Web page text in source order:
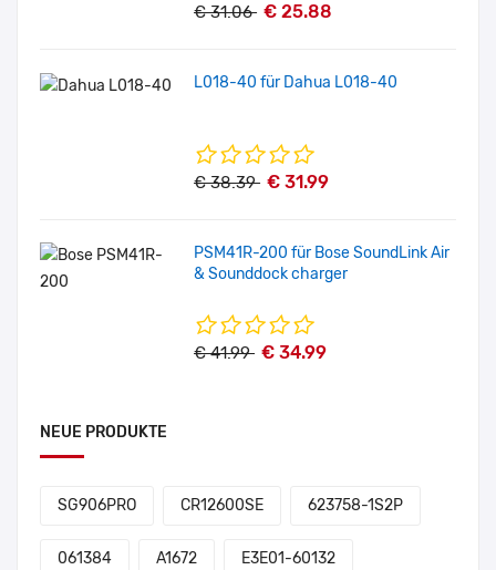
€ 31.06 € 25.88
L018-40 für Dahua L018-40
€ 38.39 € 31.99
PSM41R-200 für Bose SoundLink Air
& Sounddock charger
€ 41.99 € 34.99
NEUE PRODUKTE
SG906PRO CR12600SE 623758-1S2P
061384 A1672 E3E01-60132